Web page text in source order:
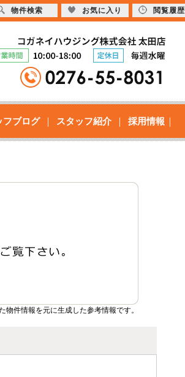
フブログ スタッフ紹介 採用情報
件情報を元に生成した参考情報です。
物件検索 お気に入り 閲覧履歴